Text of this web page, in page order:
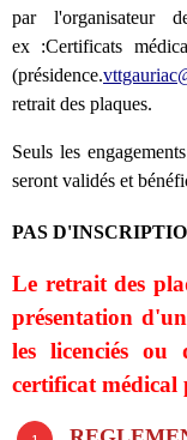
par l'organisateur
ex :Certificats
(présidence.
retrait des plaques.
Seuls les
seront validés et
PAS
Le retrait des
présentation
les licenciés ou
certificat médical